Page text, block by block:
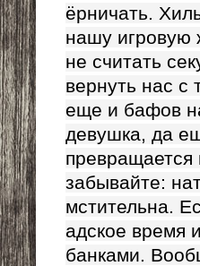
ёрничать.
нашу игровую
не считать
вернуть нас с
еще и бафов
девушка, да
забывайте:
мстительна.
адское время
банками.